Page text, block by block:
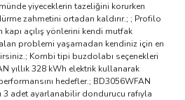
yiyeceklerin tazeliğini korurken
zahmetini ortadan kaldırır.; ; Profilo
açılış yönlerini kendi mutfak
problemi yaşamadan kendiniz için en
Kombi tipi buzdolabı seçenekleri
yıllık 328 kWh elektrik kullanarak
hedefler.; BD3056WFAN
adet ayarlanabilir dondurucu rafıyla